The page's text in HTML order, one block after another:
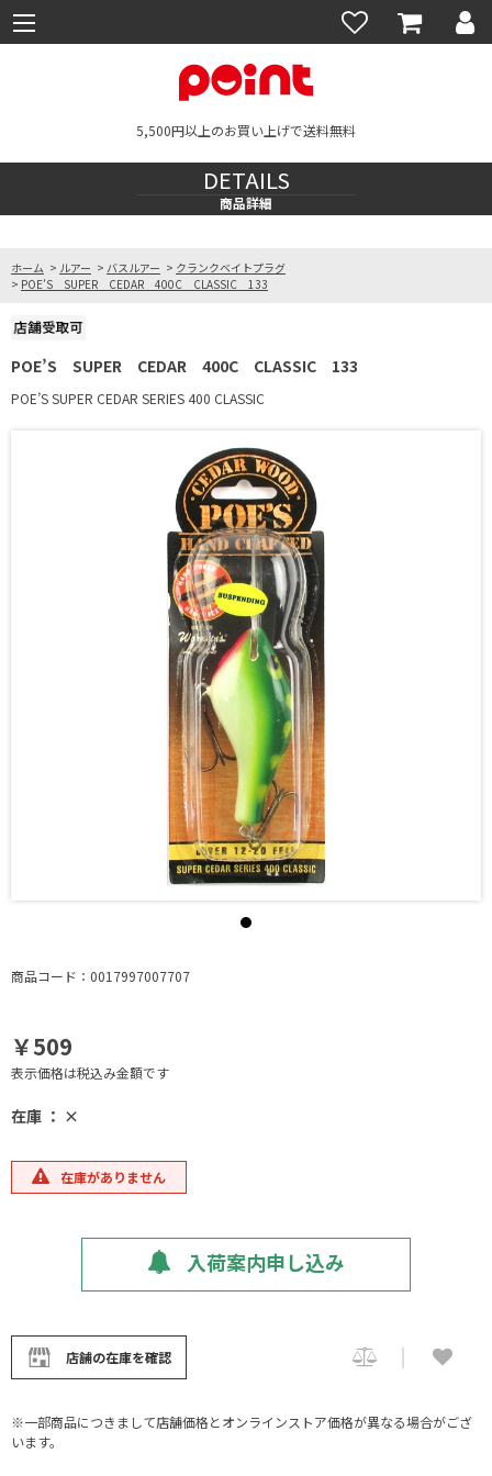
5,500円以上のお買い上げで送料無料
DETAILS
商品詳細
ホーム > ルアー > バスルアー > クランクベイトプラグ
> POE’S SUPER CEDAR 400C CLASSIC 133
POE’S SUPER CEDAR 400C CLASSIC 133
POE’S SUPER CEDAR SERIES 400 CLASSIC
商品コード：0017997007707
￥509
表示価格は税込み金額です
在庫 ： ×
在庫がありません
入荷案内申し込み
店舗の在庫を確認
※一部商品につきまして店舗価格とオンラインストア価格が異なる場合がござ
います。